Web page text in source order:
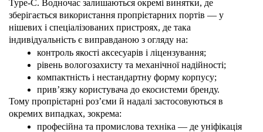
Type-C. Водночас залишаються окремі винятки, де
зберігається використання пропрієтарних портів — у
нішевих і спеціалізованих пристроях, де така
індивідуальність є виправданою з огляду на:
контроль якості аксесуарів і ліцензування;
рівень вологозахисту та механічної надійності;
компактність і нестандартну форму корпусу;
прив’язку користувача до екосистеми бренду.
Тому пропрієтарні роз’єми й надалі застосовуються в
окремих випадках, зокрема:
професійна та промислова техніка — де уніфікація